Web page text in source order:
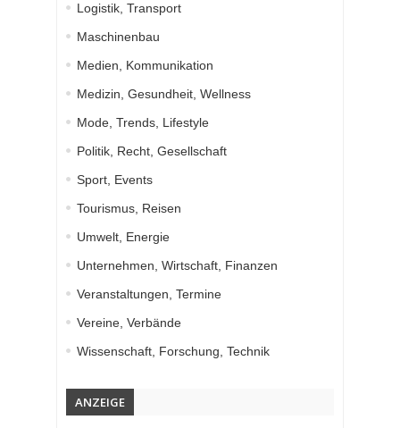
Logistik, Transport
Maschinenbau
Medien, Kommunikation
Medizin, Gesundheit, Wellness
Mode, Trends, Lifestyle
Politik, Recht, Gesellschaft
Sport, Events
Tourismus, Reisen
Umwelt, Energie
Unternehmen, Wirtschaft, Finanzen
Veranstaltungen, Termine
Vereine, Verbände
Wissenschaft, Forschung, Technik
ANZEIGE